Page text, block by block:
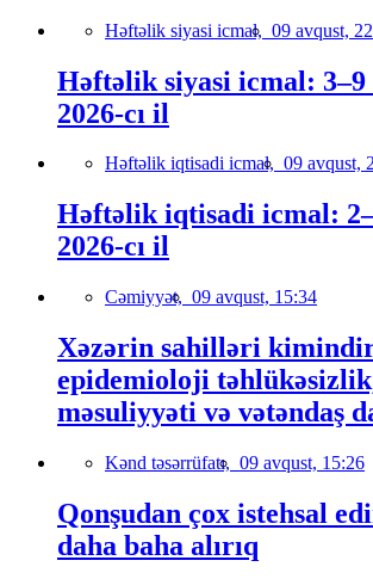
Həftəlik siyasi icmal, 09 avqust,
Həftəlik siyasi icmal: 3–9
2026-cı il
Həftəlik iqtisadi icmal, 09 avqust,
Həftəlik iqtisadi icmal:
2026-cı il
Cəmiyyət, 09 avqust, 15:34
Xəzərin sahilləri
epidemioloji
məsuliyyəti və vətəndaş
Kənd təsərrüfatı, 09 avqust, 15:26
Qonşudan çox istehsal
daha baha alırıq